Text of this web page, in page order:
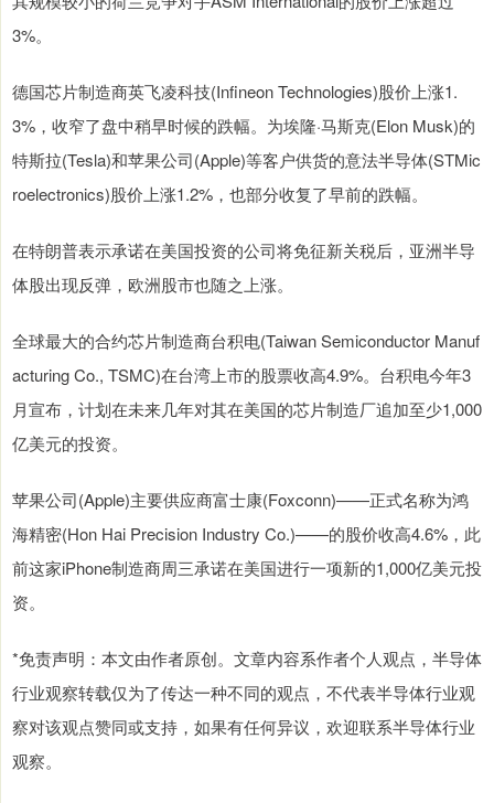
3%。
德国芯片制造商英飞凌科技(Infineon Technologies)股价上涨1.
3%，收窄了盘中稍早时候的跌幅。为埃隆·马斯克(Elon Musk)的
特斯拉(Tesla)和苹果公司(Apple)等客户供货的意法半导体(STMic
roelectronics)股价上涨1.2%，也部分收复了早前的跌幅。
在特朗普表示承诺在美国投资的公司将免征新关税后，亚洲半导
体股出现反弹，欧洲股市也随之上涨。
全球最大的合约芯片制造商台积电(Taiwan Semiconductor Manuf
acturing Co., TSMC)在台湾上市的股票收高4.9%。台积电今年3
月宣布，计划在未来几年对其在美国的芯片制造厂追加至少1,000
亿美元的投资。
苹果公司(Apple)主要供应商富士康(Foxconn)——正式名称为鸿
海精密(Hon Hai Precision Industry Co.)——的股价收高4.6%，此
前这家iPhone制造商周三承诺在美国进行一项新的1,000亿美元投
资。
*免责声明：本文由作者原创。文章内容系作者个人观点，半导体
行业观察转载仅为了传达一种不同的观点，不代表半导体行业观
察对该观点赞同或支持，如果有任何异议，欢迎联系半导体行业
观察。